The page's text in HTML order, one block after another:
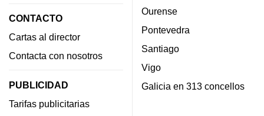
CONTACTO
Cartas al director
Contacta con nosotros
PUBLICIDAD
Tarifas publicitarias
Ourense
Pontevedra
Santiago
Vigo
Galicia en 313 concellos